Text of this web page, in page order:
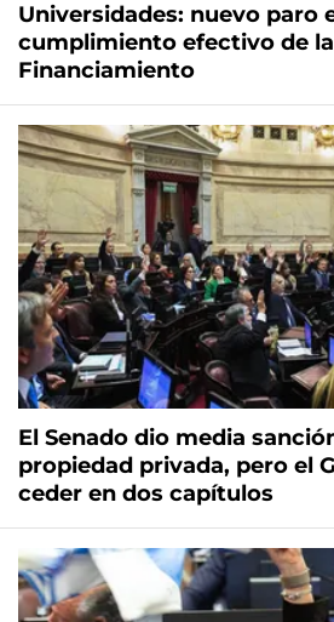
Universidades: nuevo paro
cumplimiento efectivo de
Financiamiento
El Senado dio media
propiedad privada, pero el
ceder en dos capítulos